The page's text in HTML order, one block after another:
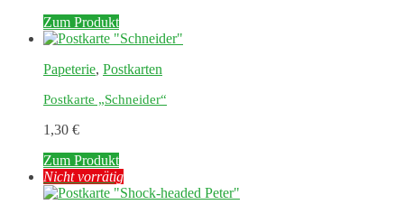
Zum Produkt
Papeterie, Postkarten
Postkarte „Schneider“
1,30 €
Zum Produkt
Nicht vorrätig